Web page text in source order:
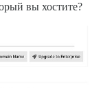
вы хостите?